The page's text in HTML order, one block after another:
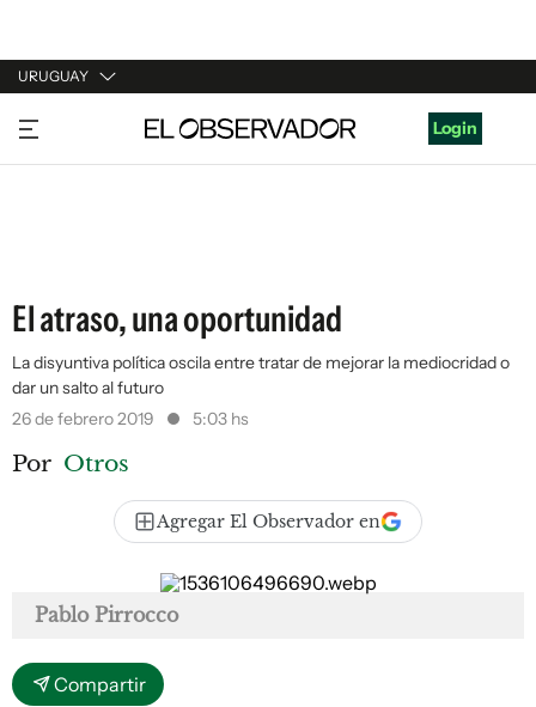
URUGUAY
URUGUAY
ARGENTINA
Login
El atraso, una oportunidad
La disyuntiva política oscila entre tratar de mejorar la mediocridad o
dar un salto al futuro
26 de febrero 2019
5:03 hs
Por Otros
Agregar El Observador en
Pablo Pirrocco
Compartir